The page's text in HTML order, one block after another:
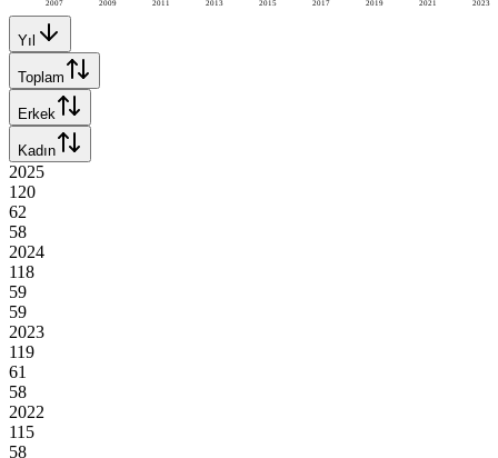
2007 2009 2011 2013 2015 2017 2019 2021 2023
Yıl
Toplam
Erkek
Kadın
2025
120
62
58
2024
118
59
59
2023
119
61
58
2022
115
58